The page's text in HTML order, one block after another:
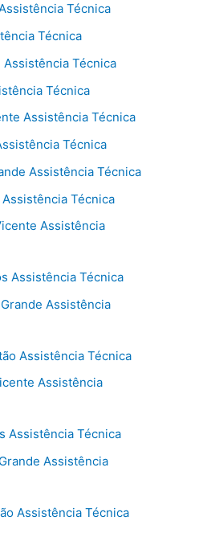
Técnica
Técnica
Assistência Técnica
Técnica
Assistência Técnica
Técnica
Assistência Técnica
Técnica
Assistência
Assistência Técnica
Assistência
Assistência Técnica
Assistência
Assistência Técnica
Assistência
Assistência Técnica